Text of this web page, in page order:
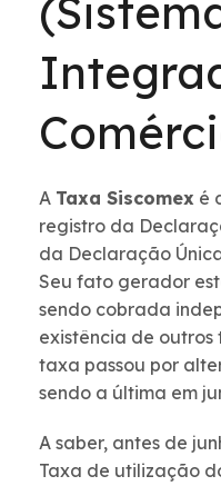
A Taxa Siscomex é
registro da
da Declaração
Seu fato gerador
sendo cobrada
existência de outros
taxa passou por
sendo a última em
A saber, antes de
Taxa de utilização